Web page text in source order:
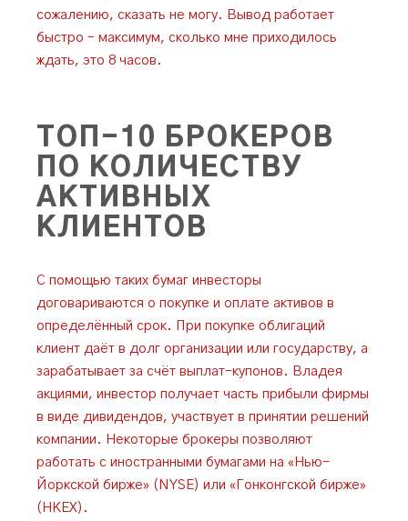
сожалению, сказать не могу. Вывод работает
быстро – максимум, сколько мне приходилось
ждать, это 8 часов.
ТОП-10 БРОКЕРОВ
ПО КОЛИЧЕСТВУ
АКТИВНЫХ
КЛИЕНТОВ
С помощью таких бумаг инвесторы
договариваются о покупке и оплате активов в
определённый срок. При покупке облигаций
клиент даёт в долг организации или государству, а
зарабатывает за счёт выплат-купонов. Владея
акциями, инвестор получает часть прибыли фирмы
в виде дивидендов, участвует в принятии решений
компании. Некоторые брокеры позволяют
работать с иностранными бумагами на «Нью-
Йоркской бирже» (NYSE) или «Гонконгской бирже»
(HKEX).